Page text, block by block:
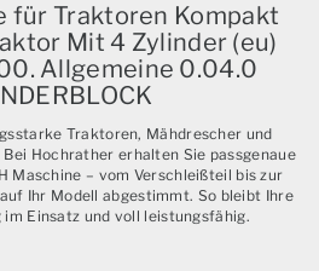
für Traktoren Kompakt
Mit 4 Zylinder (eu)
Allgemeine 0.04.0
Traktoren, Mähdrescher und
Hochrather erhalten Sie passgenaue
Maschine – vom Verschleißteil bis zur
Ihr Modell abgestimmt. So bleibt Ihre
im Einsatz und voll leistungsfähig.